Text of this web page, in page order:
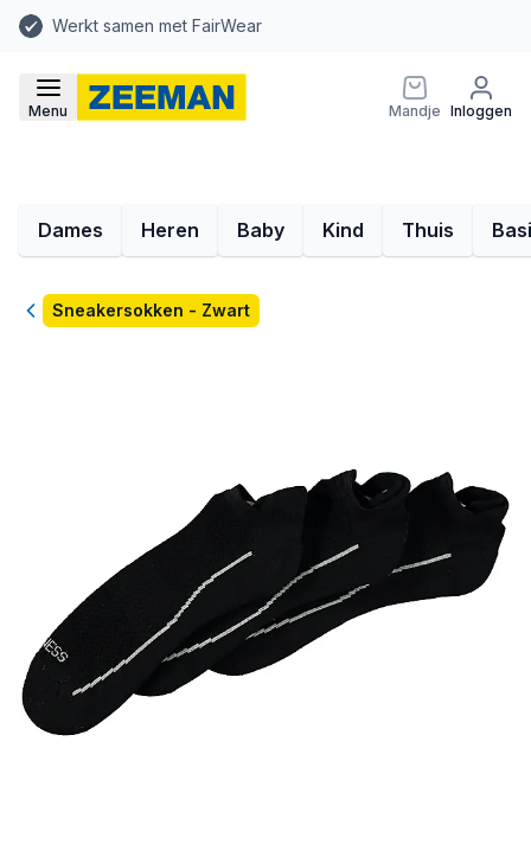
Werkt samen met FairWear
Menu Mandje Inloggen
Dames Heren Baby Kind Thuis
TerugSneakersokken - Zwart